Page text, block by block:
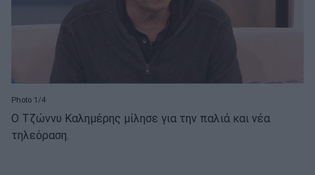
Photo 1/4
O Τζώννυ Καλημέρης μίλησε για την παλιά και νέα
τηλεόραση.